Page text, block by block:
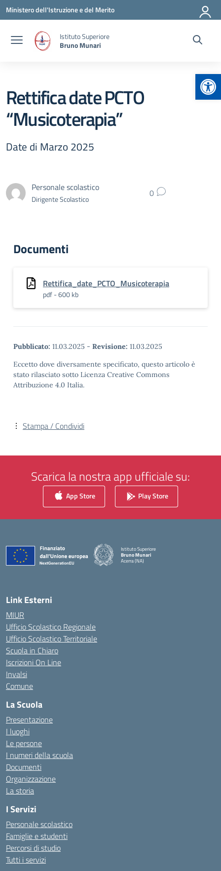
Vai ai contenuti
Vai al menu di navigazione
Vai al footer
Ministero dell'Istruzione e del Merito
Istituto Superiore
Bruno Munari
Rettifica date PCTO
“Musicoterapia”
Date di Marzo 2025
Personale scolastico
Dirigente Scolastico 0
Documenti
Rettifica_date_PCTO_Musicoterapia
pdf - 600 kb
Pubblicato: 11.03.2025 - Revisione: 11.03.2025
Eccetto dove diversamente specificato, questo articolo è
stato rilasciato sotto Licenza Creative Commons
Attribuzione 4.0 Italia.
Stampa / Condividi
Scarica la nostra app ufficiale su:
App Store Play Store
Istituto Superiore
Bruno Munari
Acerra (NA)
Link Esterni
MIUR
Ufficio Scolastico Regionale
Ufficio Scolastico Territoriale
Scuola in Chiaro
Iscrizioni On Line
Invalsi
Comune
La Scuola
Presentazione
I luoghi
Le persone
I numeri della scuola
Documenti
Organizzazione
La storia
I Servizi
Personale scolastico
Famiglie e studenti
Percorsi di studio
Tutti i servizi